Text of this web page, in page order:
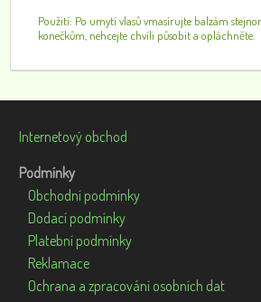
Použití: Po umytí vlasů vmasírujte balzám
konečkům, nehcejte chvíli působit a opláchněte.
Internetový obchod
Podmínky
Obchodní podmínky
Dodací podmínky
Platební podmínky
Reklamace
Ochrana a zpracování osobních dat